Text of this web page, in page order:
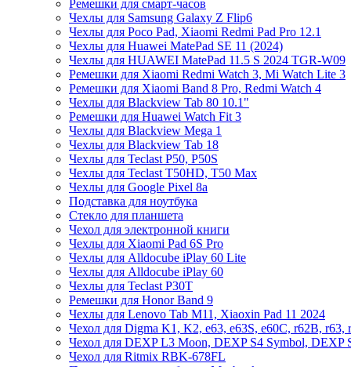
Ремешки для смарт-часов
Чехлы для Samsung Galaxy Z Flip6
Чехлы для Poco Pad, Xiaomi Redmi Pad Pro 12.1
Чехлы для Huawei MatePad SE 11 (2024)
Чехлы для HUAWEI MatePad 11.5 S 2024 TGR-W09
Ремешки для Xiaomi Redmi Watch 3, Mi Watch Lite 3
Ремешки для Xiaomi Band 8 Pro, Redmi Watch 4
Чехлы для Blackview Tab 80 10.1"
Ремешки для Huawei Watch Fit 3
Чехлы для Blackview Mega 1
Чехлы для Blackview Tab 18
Чехлы для Teclast P50, P50S
Чехлы для Teclast T50HD, T50 Max
Чехлы для Google Pixel 8a
Подставка для ноутбука
Стекло для планшета
Чехол для электронной книги
Чехлы для Xiaomi Pad 6S Pro
Чехлы для Alldocube iPlay 60 Lite
Чехлы для Alldocube iPlay 60
Чехлы для Teclast P30T
Ремешки для Honor Band 9
Чехлы для Lenovo Tab M11, Xiaoxin Pad 11 2024
Чехол для Digma K1, K2, e63, e63S, e60C, r62B, r63,
Чехол для DEXP L3 Moon, DEXP S4 Symbol, DEXP
Чехол для Ritmix RBK-678FL